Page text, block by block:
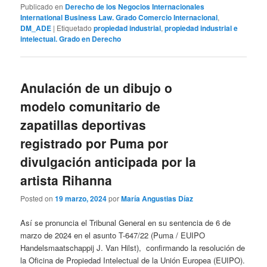
Publicado en Derecho de los Negocios Internacionales
International Business Law. Grado Comercio Internacional,
DM_ADE | Etiquetado propiedad industrial,propiedad industrial e
intelectual. Grado en Derecho
Anulación de un dibujo o
modelo comunitario de
zapatillas deportivas
registrado por Puma por
divulgación anticipada por la
artista Rihanna
Posted on19 marzo, 2024porMaría Angustias Díaz
Así se pronuncia el Tribunal General en su sentencia de 6 de
marzo de 2024 en el asunto T-647/22 (Puma / EUIPO
Handelsmaatschappij J. Van Hilst), confirmando la resolución de
la Oficina de Propiedad Intelectual de la Unión Europea (EUIPO).